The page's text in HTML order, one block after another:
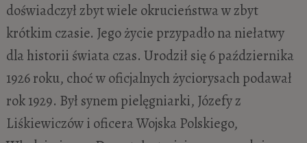
doświadczył zbyt wiele okrucieństwa w zbyt
krótkim czasie. Jego życie przypadło na niełatwy
dla historii świata czas. Urodził się 6 października
1926 roku, choć w oficjalnych życiorysach podawał
rok 1929. Był synem pielęgniarki, Józefy z
Liśkiewiczów i oficera Wojska Polskiego,